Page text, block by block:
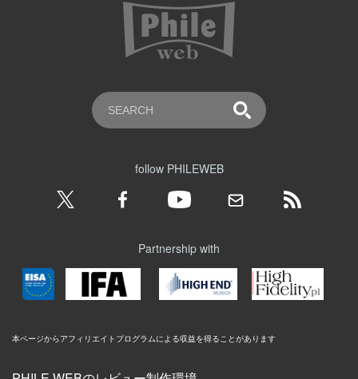
follow PHILEWEB
Partnership with
本ページからアフィリエイトプログラムによる収益を得ることがあります